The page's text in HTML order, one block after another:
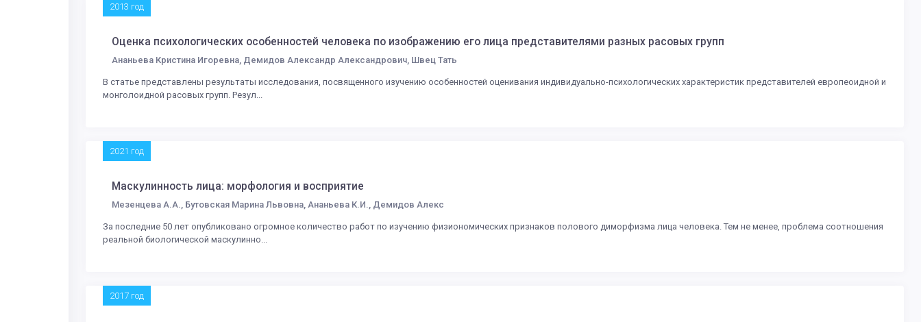
2013 год
Оценка психологических особенностей человека по изображению его лица представителями разных расовых групп
Ананьева Кристина Игоревна, Демидов Александр Александрович, Швец Тать
В статье представлены результаты исследования, посвященного изучению особенностей оценивания индивидуально-психологических характеристик представителей европеоидной и
монголоидной расовых групп. Резул...
2021 год
Маскулинность лица: морфология и восприятие
Мезенцева А.А., Бутовская Марина Львовна, Ананьева К.И., Демидов Алекс
За последние 50 лет опубликовано огромное количество работ по изучению физиономических признаков полового диморфизма лица человека. Тем не менее, проблема соотношения
реальной биологической маскулинно...
2017 год